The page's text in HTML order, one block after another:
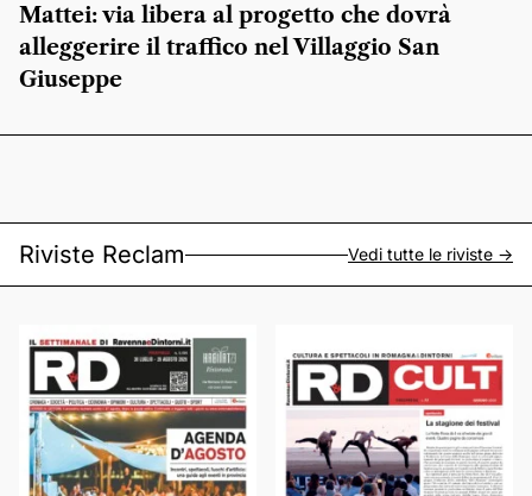
Mattei: via libera al progetto che dovrà
alleggerire il traffico nel Villaggio San
Giuseppe
Riviste Reclam Vedi tutte le riviste ->